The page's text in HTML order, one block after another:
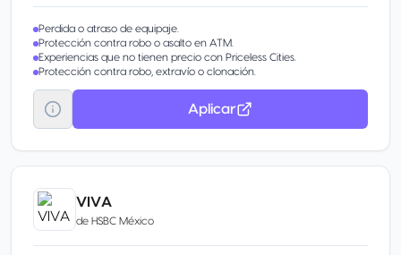
Perdida o atraso de equipaje.
Protección contra robo o asalto en ATM.
Experiencias que no tienen precio con Priceless Cities.
Protección contra robo, extravío o clonación.
Aplicar
VIVA
de HSBC México